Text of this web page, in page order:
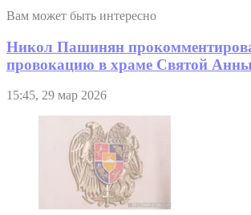
Вам может быть интересно
Никол Пашинян
провокацию в храме Святой
15:45, 29 мар 2026